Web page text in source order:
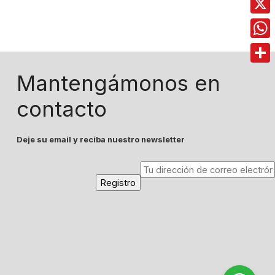
Mantengámonos en
contacto
Deje su email y reciba nuestro newsletter
X